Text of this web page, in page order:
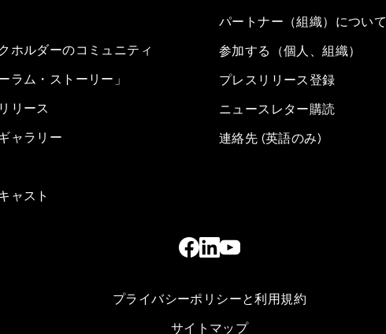
ホルダーのコミュニティ
ラム・ストーリー」
リース
ャラリー
ャスト
パートナー（組織）につい
参加する（個人、組織）
プレスリリース登録
ニュースレター購読
連絡先 (英語のみ)
プライバシーポリシーと利用規約
サイトマップ